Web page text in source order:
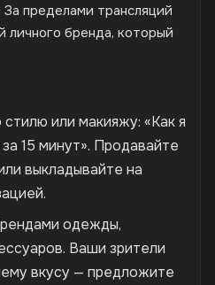
пределами трансляций
личного бренда, который
или макияжу: «Как я
15 минут». Продавайте
выкладывайте на
одежды,
Ваши зрители
вкусу — предложите